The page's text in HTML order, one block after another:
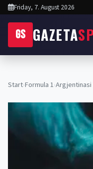
Friday, 7. August 2026
GS GAZETA
Start›Formula 1›